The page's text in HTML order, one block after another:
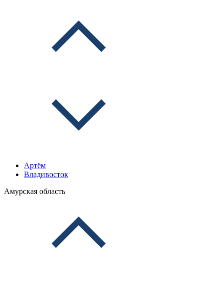
Артём
Владивосток
Амурская область